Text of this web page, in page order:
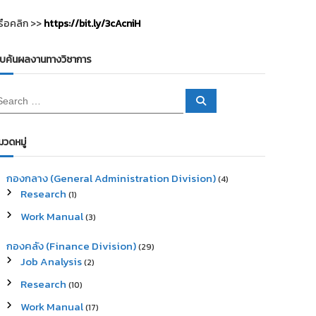
อคลิก >>https://bit.ly/3cAcniH
ค้นผลงานทางวิชาการ
S
วดหมู่
กองกลาง (General Administration Division)(4)
Research (1)
Work Manual(3)
กองคลัง (Finance Division)(29)
Job Analysis(2)
Research (10)
Work Manual(17)